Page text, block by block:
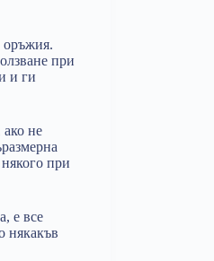
оръжия.
при
и ги
не
при
е все
някакъв